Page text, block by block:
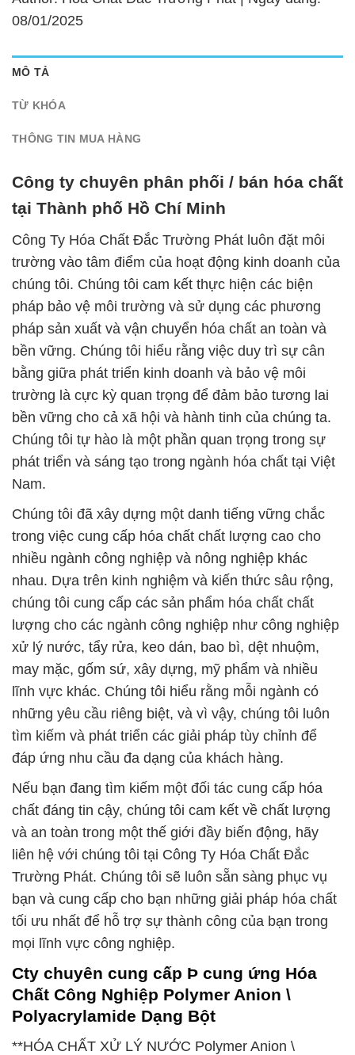
08/01/2025
MÔ TẢ
TỪ KHÓA
THÔNG TIN MUA HÀNG
Công ty chuyên phân phối / bán hóa chất
tại Thành phố Hồ Chí Minh
Công Ty Hóa Chất Đắc Trường Phát luôn đặt môi
trường vào tâm điểm của hoạt động kinh doanh của
chúng tôi. Chúng tôi cam kết thực hiện các biện
pháp bảo vệ môi trường và sử dụng các phương
pháp sản xuất và vận chuyển hóa chất an toàn và
bền vững. Chúng tôi hiểu rằng việc duy trì sự cân
bằng giữa phát triển kinh doanh và bảo vệ môi
trường là cực kỳ quan trọng để đảm bảo tương lai
bền vững cho cả xã hội và hành tinh của chúng ta.
Chúng tôi tự hào là một phần quan trọng trong sự
phát triển và sáng tạo trong ngành hóa chất tại Việt
Nam.
Chúng tôi đã xây dựng một danh tiếng vững chắc
trong việc cung cấp hóa chất chất lượng cao cho
nhiều ngành công nghiệp và nông nghiệp khác
nhau. Dựa trên kinh nghiệm và kiến thức sâu rộng,
chúng tôi cung cấp các sản phẩm hóa chất chất
lượng cho các ngành công nghiệp như công nghiệp
xử lý nước, tẩy rửa, keo dán, bao bì, dệt nhuộm,
may mặc, gốm sứ, xây dựng, mỹ phẩm và nhiều
lĩnh vực khác. Chúng tôi hiểu rằng mỗi ngành có
những yêu cầu riêng biệt, và vì vậy, chúng tôi luôn
tìm kiếm và phát triển các giải pháp tùy chỉnh để
đáp ứng nhu cầu đa dạng của khách hàng.
Nếu bạn đang tìm kiếm một đối tác cung cấp hóa
chất đáng tin cậy, chúng tôi cam kết về chất lượng
và an toàn trong một thế giới đầy biến động, hãy
liên hệ với chúng tôi tại Công Ty Hóa Chất Đắc
Trường Phát. Chúng tôi sẽ luôn sẵn sàng phục vụ
bạn và cung cấp cho bạn những giải pháp hóa chất
tối ưu nhất để hỗ trợ sự thành công của bạn trong
mọi lĩnh vực công nghiệp.
Cty chuyên cung cấp Þ cung ứng Hóa
Chất Công Nghiệp Polymer Anion \
Polyacrylamide Dạng Bột
**HÓA CHẤT XỬ LÝ NƯỚC Polymer Anion \